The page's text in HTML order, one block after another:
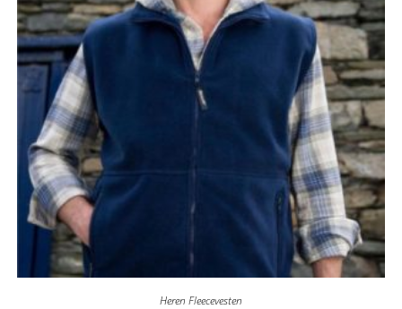
Heren Fleecevesten